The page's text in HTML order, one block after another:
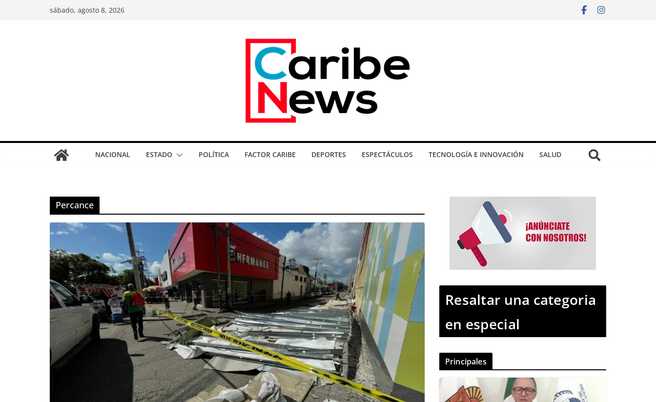
sábado, agosto 8, 2026
NACIONAL ESTADO POLÍTICA FACTOR CARIBE DEPORTES ESPECTÁCULOS TECNOLOGÍA E INNOVACIÓN SALUD
Percance
Resaltar una categoria
en especial
Principales